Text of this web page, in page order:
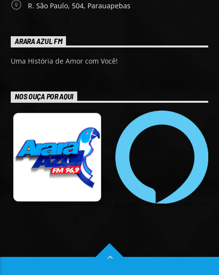
R. São Paulo, 504, Parauapebas
ARARA AZUL FM
Uma História de Amor com Você!
NOS OUÇA POR AQUI